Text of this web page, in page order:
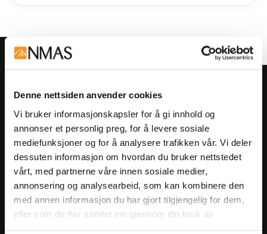
Denne nettsiden anvender cookies
Vi bruker informasjonskapsler for å gi innhold og
annonser et personlig preg, for å levere sosiale
mediefunksjoner og for å analysere trafikken vår. Vi deler
dessuten informasjon om hvordan du bruker nettstedet
vårt, med partnerne våre innen sosiale medier,
annonsering og analysearbeid, som kan kombinere den
med annen informasjon du har gjort tilgjengelig for dem,
eller som de har samlet inn gjennom din bruk av
Meld deg på vårt nyhetsbrev!
Få informasjon om produkter,
arrangementer og kampanjer.
Meld på nyhetsbrev